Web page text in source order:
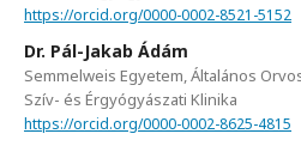
https://orcid.org/0000-0002-8521-5152
Dr. Pál-Jakab Ádám
Semmelweis Egyetem, Általános
Szív- és Érgyógyászati Klinika
https://orcid.org/0000-0002-8625-4815